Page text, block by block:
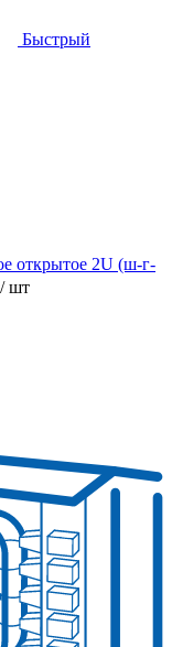
Быстрый
открытое 2U (ш-г-
/ шт